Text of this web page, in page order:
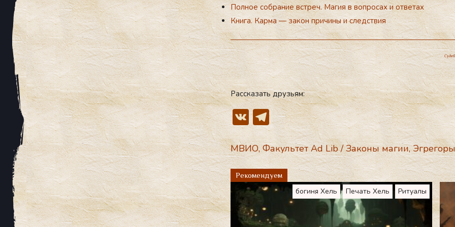
Полное собрание встреч. Магия в вопросах и ответах
Книга.Карма — закон причины и следствия
Рассказать друзьям:
V
K
T
el
e
gr
a
m
МВИО,Факультет Ad Lib/Законы магии,Эгрегоры
Рекомендуем
богиня Хель Печать Хель Ритуалы